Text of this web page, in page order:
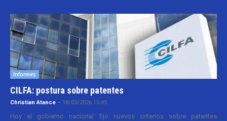
Informes
CILFA: postura sobre patentes
Christian Atance - 18/03/2026 15:45
Hoy el gobierno nacional fijó nuevos criterios sobre patentes